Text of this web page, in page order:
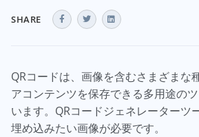
SHARE
QRコードは、画像を含むさまざまな
アコンテンツを保存できる多用途の
います。QRコードジェネレーターツ
埋め込みたい画像が必要です。